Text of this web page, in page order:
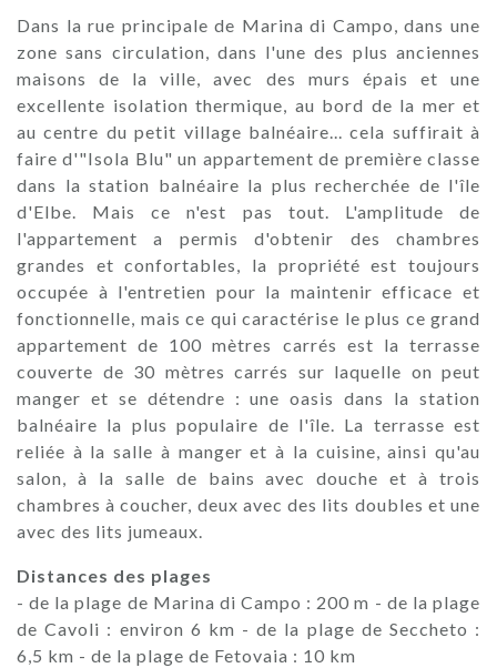
Dans la rue principale de Marina di Campo, dans une
zone sans circulation, dans l'une des plus anciennes
maisons de la ville, avec des murs épais et une
excellente isolation thermique, au bord de la mer et
au centre du petit village balnéaire... cela suffirait à
faire d'"Isola Blu" un appartement de première classe
dans la station balnéaire la plus recherchée de l'île
d'Elbe. Mais ce n'est pas tout. L'amplitude de
l'appartement a permis d'obtenir des chambres
grandes et confortables, la propriété est toujours
occupée à l'entretien pour la maintenir efficace et
fonctionnelle, mais ce qui caractérise le plus ce grand
appartement de 100 mètres carrés est la terrasse
couverte de 30 mètres carrés sur laquelle on peut
manger et se détendre : une oasis dans la station
balnéaire la plus populaire de l'île. La terrasse est
reliée à la salle à manger et à la cuisine, ainsi qu'au
salon, à la salle de bains avec douche et à trois
chambres à coucher, deux avec des lits doubles et une
avec des lits jumeaux.
Distances des plages
- de la plage de Marina di Campo : 200 m - de la plage
de Cavoli : environ 6 km - de la plage de Seccheto :
6,5 km - de la plage de Fetovaia : 10 km